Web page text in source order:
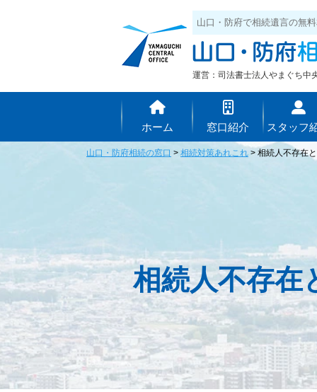
山口・防府で相続遺言の無
運営：司法書士法人やまぐち中
ホーム 窓口紹介 スタッフ
山口・防府相続の窓口 > 相続対策あれこれ > 相続人不存在
相続人不存在